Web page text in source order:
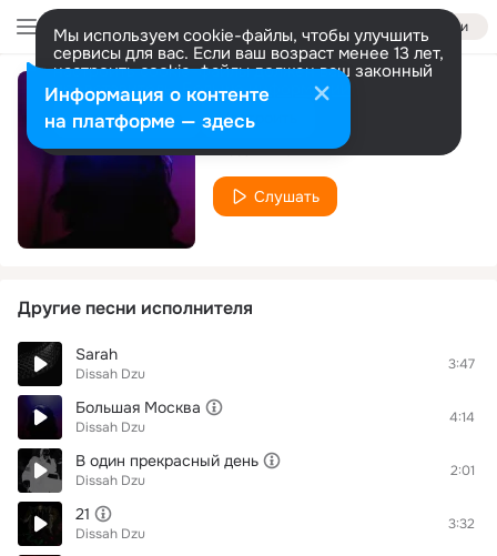
Войти
Мы используем cookie-файлы, чтобы улучшить
сервисы для вас. Если ваш возраст менее 13 лет,
настроить cookie-файлы должен ваш законный
представитель. Больше информации
Разрешить все Настроить
Фуллово
Dissah Dzu
Слушать
Другие песни исполнителя
Sarah
Dissah Dzu
3:47
Большая Москва
Dissah Dzu
4:14
В один прекрасный день
Dissah Dzu
2:01
21
Dissah Dzu
3:32
Информация о контенте
на платформе — здесь